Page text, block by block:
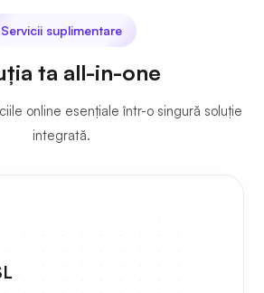
Servicii suplimentare
ta all-in-one
online esențiale într-o singură soluție
integrată.